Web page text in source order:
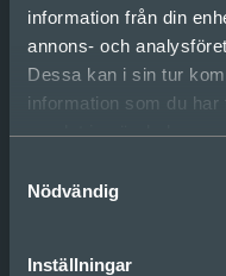
information från din
annons- och
Dessa kan i sin tur
information som du har
samlat in när du har
Nödvändig
Inställningar
Har du